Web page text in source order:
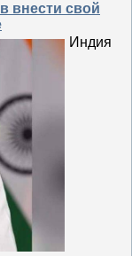
внести свой
Индия